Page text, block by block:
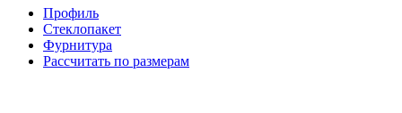
Профиль
Стеклопакет
Фурнитура
Рассчитать по размерам